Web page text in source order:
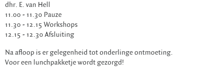
dhr. E. van Hell
11.00 - 11.30 Pauze
11.30 - 12.15 Workshops
12.15 - 12.30 Afsluiting
Na afloop is er gelegenheid tot onderlinge ontmoeting.
Voor een lunchpakketje wordt gezorgd!